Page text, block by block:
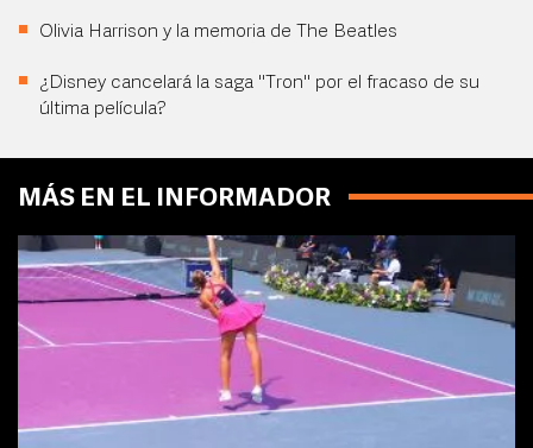
Olivia Harrison y la memoria de The Beatles
¿Disney cancelará la saga "Tron" por el fracaso de su
última película?
MÁS EN EL INFORMADOR